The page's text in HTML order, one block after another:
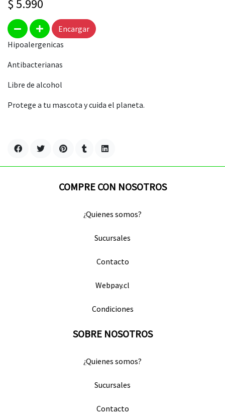
$ 5.990
Encargar
Hipoalergenicas
Antibacterianas
Libre de alcohol
Protege a tu mascota y cuida el planeta.
COMPRE CON NOSOTROS
¿Quienes somos?
Sucursales
Contacto
Webpay.cl
Condiciones
SOBRE NOSOTROS
¿Quienes somos?
Sucursales
Contacto